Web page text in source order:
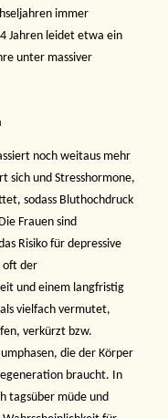
immer
Jahren leidet etwa ein
unter massiver
noch weitaus mehr
sich und Stresshormone,
sodass Bluthochdruck
Frauen sind
Risiko für depressive
oft der
und einem langfristig
vielfach vermutet,
verkürzt bzw.
die der Körper
braucht. In
tagsüber müde und